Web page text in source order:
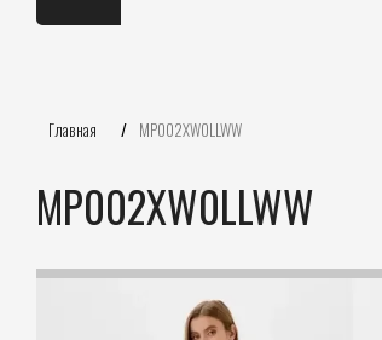
Главная / MP002XW0LLWW
MP002XW0LLWW